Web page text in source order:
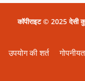
कॉपीराइट © 2025 देसी
उपयोग की शर्त